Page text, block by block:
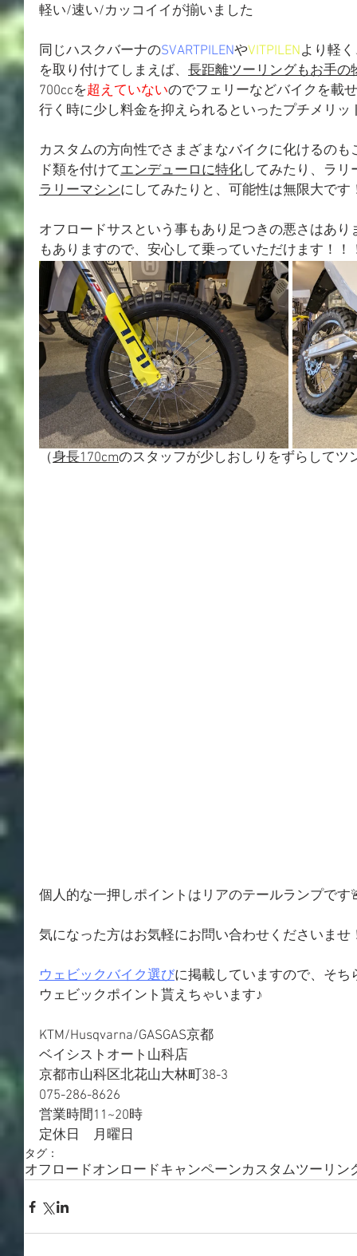
軽い/速い/カッコイイが揃いました
同じハスクバーナのSVARTPILENやVITPILENより軽
を取り付けてしまえば、 長距離ツーリングもお手の
700ccを超えていないのでフェリーなどバイクを載
行く時に少し料金を抑えられるといったプチメリッ
カスタムの方向性でさまざまなバイクに化けるの
ド類を付けてエンデューロに特化してみたり、ラ
ラリーマシンにしてみたりと、可能性は無限大です
オフロードサスという事もあり足つきの悪さはあ
もありますので、安心して乗っていただけます！！
（身長170cmのスタッフが少しおしりをずらしてツ
個人的な一押しポイントはリアのテールランプです
気になった方はお気軽にお問い合わせくださいませ
ウェビックバイク選びに掲載していますので、そ
ウェビックポイント貰えちゃいます♪
KTM/Husqvarna/GASGAS京都
ベイシストオート山科店
京都市山科区北花山大林町38-3
075-286-8626
営業時間11~20時
定休日　月曜日
タグ：
オフロードオンロードキャンペーンカスタムツーリン